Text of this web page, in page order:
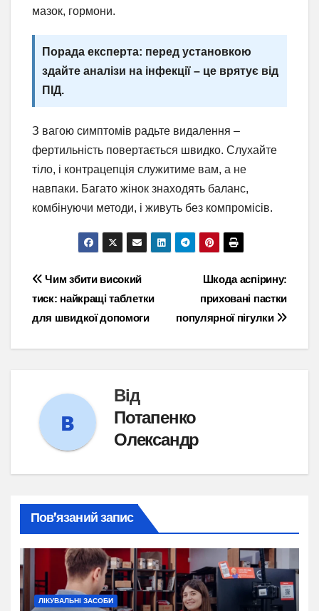
мазок, гормони.
Порада експерта: перед установкою
здайте аналізи на інфекції – це врятує від
ПІД.
З вагою симптомів радьте видалення –
фертильність повертається швидко. Слухайте
тіло, і контрацепція служитиме вам, а не
навпаки. Багато жінок знаходять баланс,
комбінуючи методи, і живуть без компромісів.
Навігація
записів
Шкода аспірину:
приховані пастки
популярної пігулки
Чим збити високий
тиск: найкращі таблетки
для швидкої допомоги
Від
Потапенко
Олександр
Пов’язаний запис
ЛІКУВАЛЬНІ ЗАСОБИ